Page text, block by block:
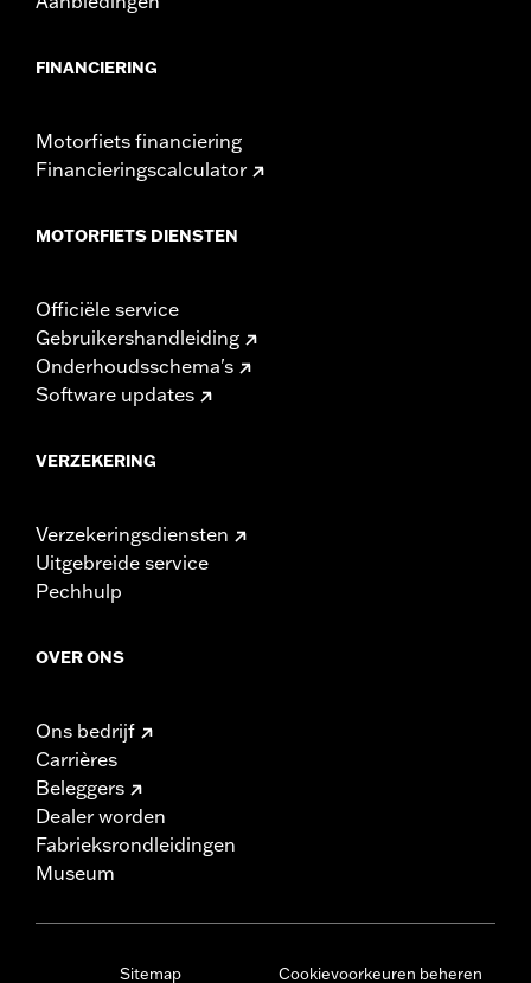
FINANCIERING
Motorfiets financiering
Financieringscalculator
MOTORFIETS DIENSTEN
Officiële service
Gebruikershandleiding
Onderhoudsschema's
Software updates
VERZEKERING
Verzekeringsdiensten
Uitgebreide service
Pechhulp
OVER ONS
Ons bedrijf
Carrières
Beleggers
Dealer worden
Fabrieksrondleidingen
Museum
Sitemap Cookievoorkeuren beheren